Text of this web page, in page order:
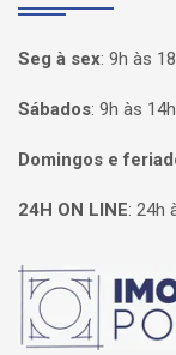
Seg à sex: 9h às
Sábados: 9h às 14h
Domingos e
24H ON LINE: 24h
Página inicial